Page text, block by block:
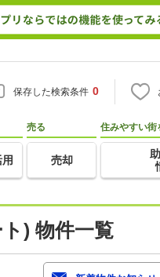
保存した検索条件 0
売る
売却
住みやすい街
) 物件一覧